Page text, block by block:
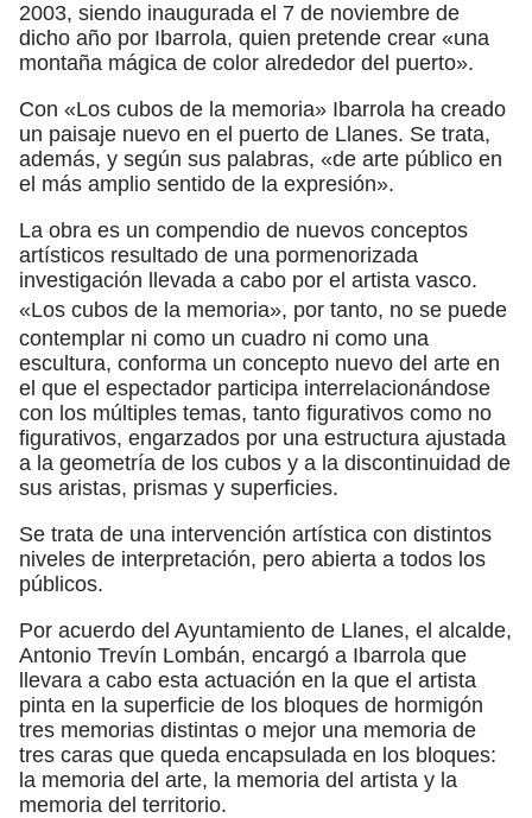
2003, siendo inaugurada el 7 de noviembre de
dicho año por Ibarrola, quien pretende crear «una
montaña mágica de color alrededor del puerto».
Con «Los cubos de la memoria» Ibarrola ha creado
un paisaje nuevo en el puerto de Llanes. Se trata,
además, y según sus palabras, «de arte público en
el más amplio sentido de la expresión».
La obra es un compendio de nuevos conceptos
artísticos resultado de una pormenorizada
investigación llevada a cabo por el artista vasco.
«Los cubos de la memoria», por tanto, no se puede
contemplar ni como un cuadro ni como una
escultura, conforma un concepto nuevo del arte en
el que el espectador participa interrelacionándose
con los múltiples temas, tanto figurativos como no
figurativos, engarzados por una estructura ajustada
a la geometría de los cubos y a la discontinuidad de
sus aristas, prismas y superficies.
Se trata de una intervención artística con distintos
niveles de interpretación, pero abierta a todos los
públicos.
Por acuerdo del Ayuntamiento de Llanes, el alcalde,
Antonio Trevín Lombán, encargó a Ibarrola que
llevara a cabo esta actuación en la que el artista
pinta en la superficie de los bloques de hormigón
tres memorias distintas o mejor una memoria de
tres caras que queda encapsulada en los bloques:
la memoria del arte, la memoria del artista y la
memoria del territorio.